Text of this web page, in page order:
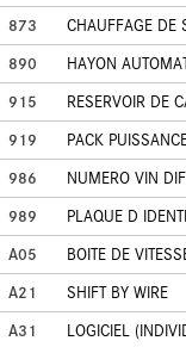
873
CHAUFFAGE DE
890
HAYON
915
RESERVOIR DE
919
PACK
986
NUMERO VIN
989
PLAQUE D
A05
BOITE DE
A21
SHIFT BY WIRE
A31
LOGICIEL